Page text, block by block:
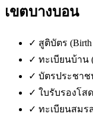
เขตบางบอน
✓ สูติบัตร (Birth
✓ ทะเบียนบ้าน
✓ บัตรประชาช
✓ ใบรับรองโสด
✓ ทะเบียนสมรส